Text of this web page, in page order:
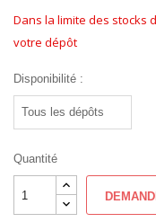
Dans la limite des stocks
votre dépôt
Disponibilité :
Quantité